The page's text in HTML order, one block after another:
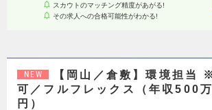
スカウトのマッチング精度があがる!
その求人への合格可能性がわかる!
NEW
【岡山／倉敷】環境担当
可／フルフレックス（年収500
円）